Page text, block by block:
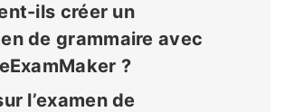
ils créer un
de grammaire avec
?
l’examen de